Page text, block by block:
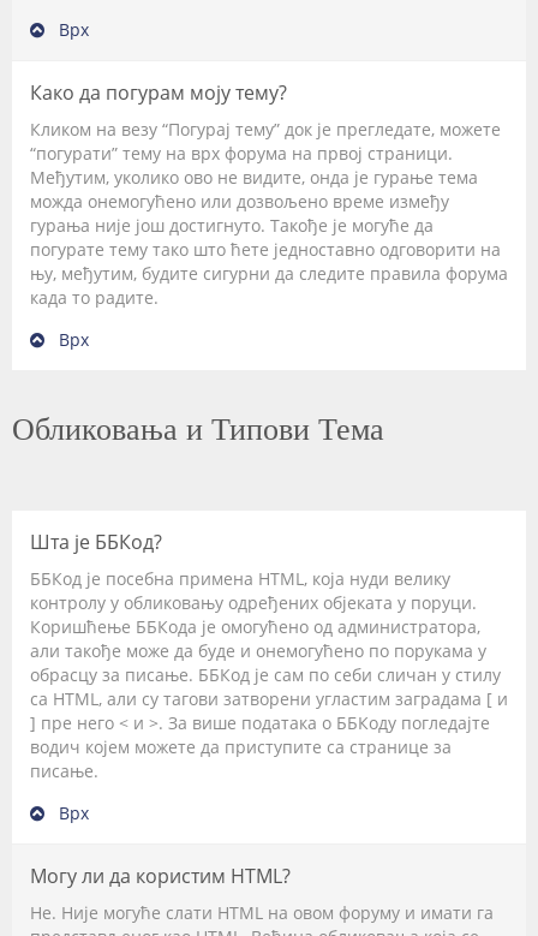
Врх
Како да погурам моју тему?
Кликом на везу “Погурај тему” док је прегледате, можете
“погурати” тему на врх форума на првој страници.
Међутим, уколико ово не видите, онда је гурање тема
можда онемогућено или дозвољено време између
гурања није још достигнуто. Такође је могуће да
погурате тему тако што ћете једноставно одговорити на
њу, међутим, будите сигурни да следите правила форума
када то радите.
Врх
Обликовања и Типови Тема
Шта је ББКод?
ББКод је посебна примена HTML, која нуди велику
контролу у обликовању одређених објеката у поруци.
Коришћење ББКода је омогућено од администратора,
али такође може да буде и онемогућено по порукама у
обрасцу за писање. ББКод је сам по себи сличан у стилу
са HTML, али су тагови затворени угластим заградама [ и
] пре него < и >. За више података о ББКоду погледајте
водич којем можете да приступите са странице за
писање.
Врх
Могу ли да користим HTML?
Не. Није могуће слати HTML на овом форуму и имати га